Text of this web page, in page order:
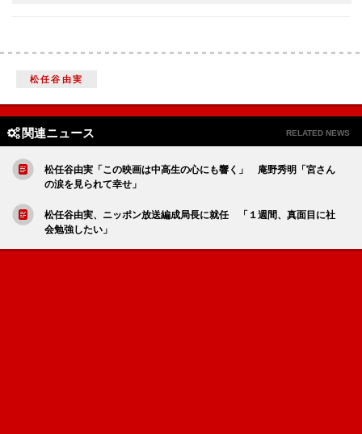
松任谷由実
関連ニュース RELATED NEWS
松任谷由実「この映画は中高生の心にも響く」 庵野秀明「宮さん
の涙を見られて幸せ」
松任谷由実、ニッポン放送編成局長に就任 「１週間、真面目に社
会勉強したい」